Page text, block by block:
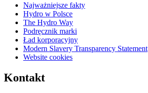
Najważniejsze fakty
Hydro w Polsce
The Hydro Way
Podręcznik marki
Ład korporacyjny
Modern Slavery Transparency Statement
Website cookies
Kontakt